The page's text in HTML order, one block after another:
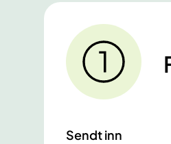
Sendt inn